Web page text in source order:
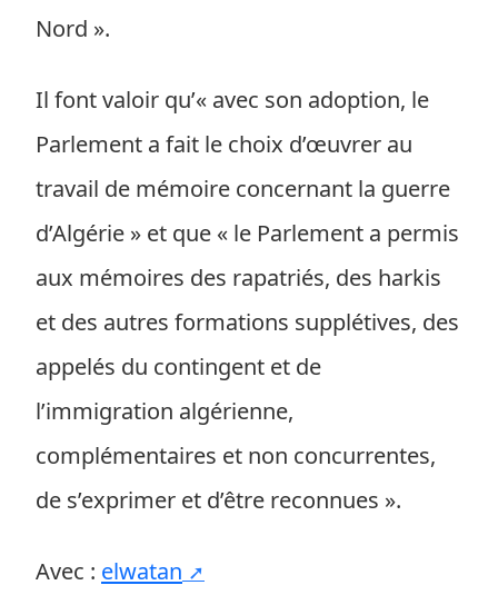
Nord ».
Il font valoir qu’« avec son adoption, le
Parlement a fait le choix d’œuvrer au
travail de mémoire concernant la guerre
d’Algérie » et que « le Parlement a permis
aux mémoires des rapatriés, des harkis
et des autres formations supplétives, des
appelés du contingent et de
l’immigration algérienne,
complémentaires et non concurrentes,
de s’exprimer et d’être reconnues ».
Avec : elwatan